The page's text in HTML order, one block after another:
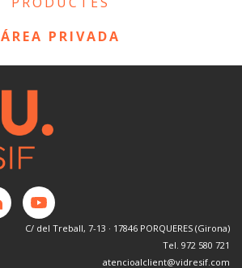
ÁREA PRIVADA
C/ del Treball, 7-13 · 17846 PORQUERES (Girona)
Tel. 972 580 721
atencioalclient@vidresif.com